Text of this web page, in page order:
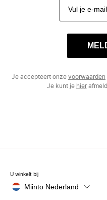
Je accepteert onze voorwaarden
Je kunt je hier
U winkelt bij
Miinto Nederland